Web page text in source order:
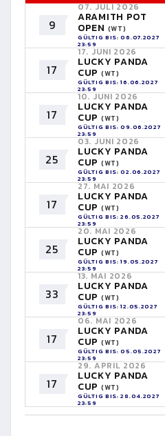
9
07. JULI 2026
ARAMITH POT
OPEN (WT)
GÜLTIG BIS: 06.07.2027
23:59
17
17. JUNI 2026
LUCKY PANDA
CUP (WT)
GÜLTIG BIS: 16.06.2027
23:59
17
10. JUNI 2026
LUCKY PANDA
CUP (WT)
GÜLTIG BIS: 09.06.2027
23:59
25
03. JUNI 2026
LUCKY PANDA
CUP (WT)
GÜLTIG BIS: 02.06.2027
23:59
17
27. MAI 2026
LUCKY PANDA
CUP (WT)
GÜLTIG BIS: 26.05.2027
23:59
25
20. MAI 2026
LUCKY PANDA
CUP (WT)
GÜLTIG BIS: 19.05.2027
23:59
33
13. MAI 2026
LUCKY PANDA
CUP (WT)
GÜLTIG BIS: 12.05.2027
23:59
17
06. MAI 2026
LUCKY PANDA
CUP (WT)
GÜLTIG BIS: 05.05.2027
23:59
17
29. APRIL 2026
LUCKY PANDA
CUP (WT)
GÜLTIG BIS: 28.04.2027
23:59